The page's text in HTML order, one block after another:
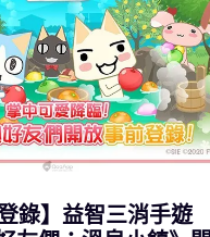
錄】益智三消手遊